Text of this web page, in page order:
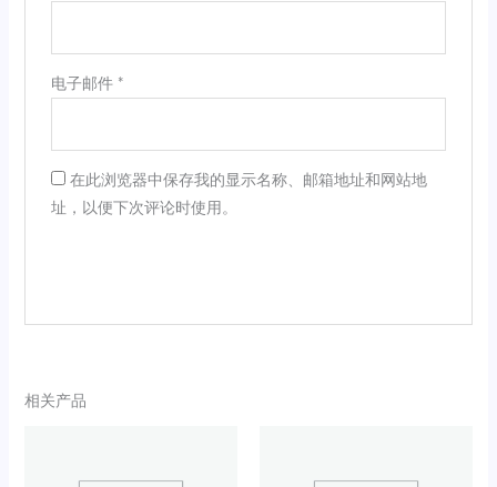
电子邮件 *
在此浏览器中保存我的显示名称、邮箱地址和网站地
址，以便下次评论时使用。
相关产品